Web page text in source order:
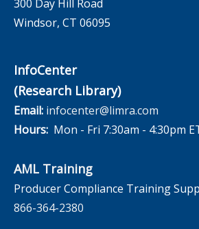
300 Day Hill Road
Windsor, CT 06095
InfoCenter
(Research Library)
Email: infocenter@limra.com
Hours: Mon - Fri 7:30am - 4:30pm
AML Training
Producer Compliance Training
866-364-2380